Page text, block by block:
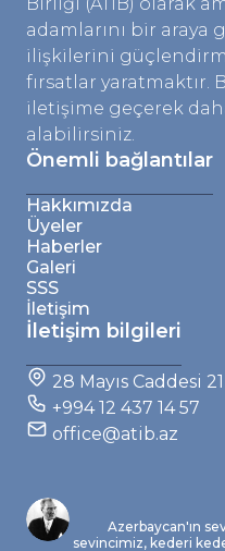
adamlarını bir araya
ilişkilerini
fırsatlar yaratmaktır.
iletişime geçerek
alabilirsiniz.
Önemli bağlantılar
Hakkımızda
Üyeler
Haberler
Galeri
SSS
İletişim
İletişim bilgileri
28 Mayıs Caddesi
+994 12 437 14 57
office@atib.az
Azerbaycan'ın
sevincimiz, kederi